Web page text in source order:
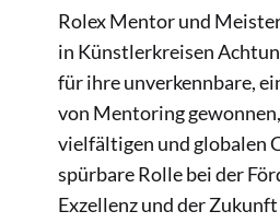
Rolex Mentor und
in Künstlerkreisen
für ihre unverkennbare,
von Mentoring
vielfältigen und globalen
spürbare Rolle bei der
Exzellenz und der